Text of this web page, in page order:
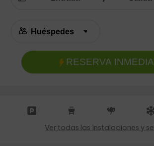
RESERVA
Ver todas las instalaciones y